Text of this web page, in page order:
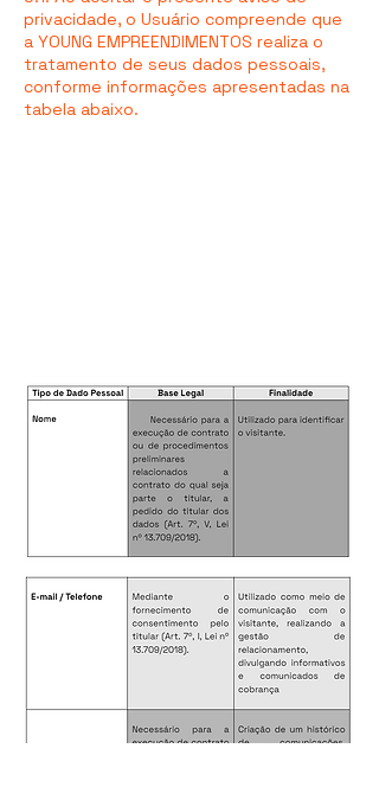
privacidade, o Usuário compreende que
a YOUNG EMPREENDIMENTOS realiza o
tratamento de seus dados pessoais,
conforme informações apresentadas na
tabela abaixo.